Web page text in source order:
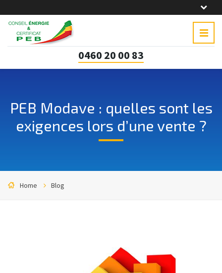
0460 20 00 83
PEB Modave : quelles sont les
exigences lors d’une vente ?
Home Blog